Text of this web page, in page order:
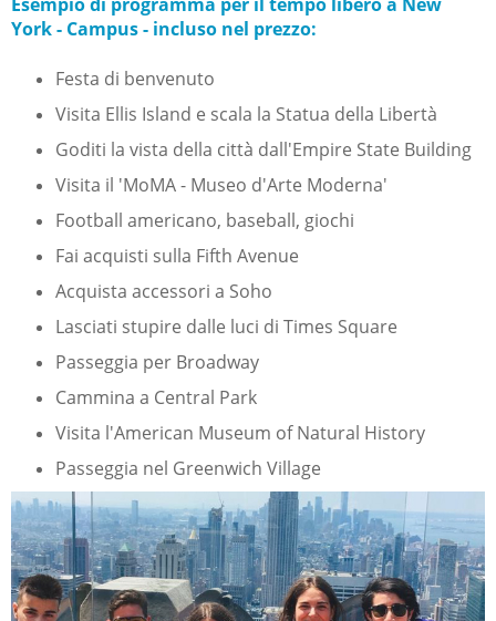
York - Campus - incluso nel prezzo:
Festa di benvenuto
Visita Ellis Island e scala la Statua della Libertà
Goditi la vista della città dall'Empire State Building
Visita il 'MoMA - Museo d'Arte Moderna'
Football americano, baseball, giochi
Fai acquisti sulla Fifth Avenue
Acquista accessori a Soho
Lasciati stupire dalle luci di Times Square
Passeggia per Broadway
Cammina a Central Park
Visita l'American Museum of Natural History
Passeggia nel Greenwich Village